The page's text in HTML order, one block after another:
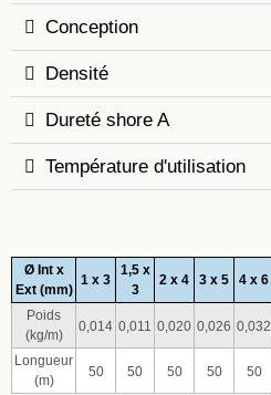
Conception
Densité
Dureté shore A
Température d'utilisation
Ø Int x
Ext (mm)
1 x 3
1,5 x
3
2 x 4 3 x 5 4 x 6
Poids
(kg/m)
0,014 0,011 0,020 0,026 0,032
Longueur
(m)
50 50 50 50 50